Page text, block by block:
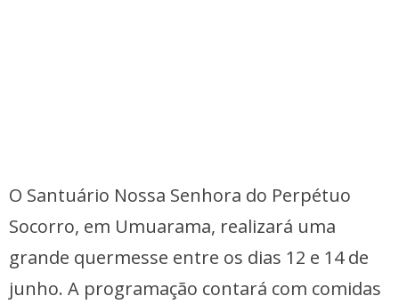
O Santuário Nossa Senhora do Perpétuo
Socorro, em Umuarama, realizará uma
grande quermesse entre os dias 12 e 14 de
junho. A programação contará com comidas